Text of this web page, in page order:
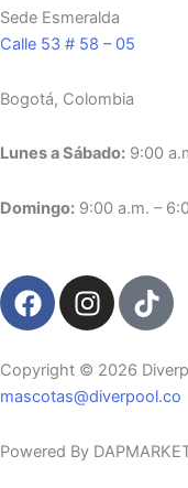
Sede Esmeralda
Calle 53 # 58 – 05
Bogotá, Colombia
Lunes a Sábado: 9:00
Domingo: 9:00 a.m. –
F
a
e
b
o
I
n
t
a
r
T
i
t
o
Copyright ©️ 2026
mascotas@diverpool.co
Powered By